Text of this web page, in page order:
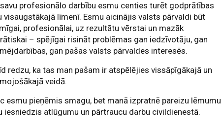
profesionālo darbību esmu centies turēt godprātības
visaugstākajā līmenī. Esmu aicinājis valsts pārvaldi būt
profesionālai, uz rezultātu vērstai un mazāk
– spējīgai risināt problēmas gan iedzīvotāju, gan
gan pašas valsts pārvaldes interesēs.
redzu, ka tas man pašam ir atspēlējies vissāpīgākajā un
veidā.
esmu pieņēmis smagu, bet manā izpratnē pareizu
iesniedzis atlūgumu un pārtraucu darbu civildienestā.